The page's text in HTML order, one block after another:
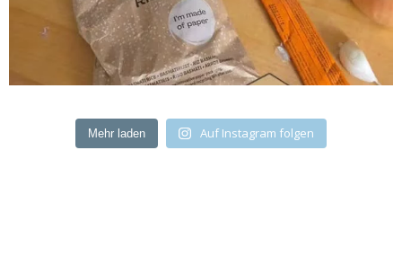
Mehr laden Auf Instagram folgen